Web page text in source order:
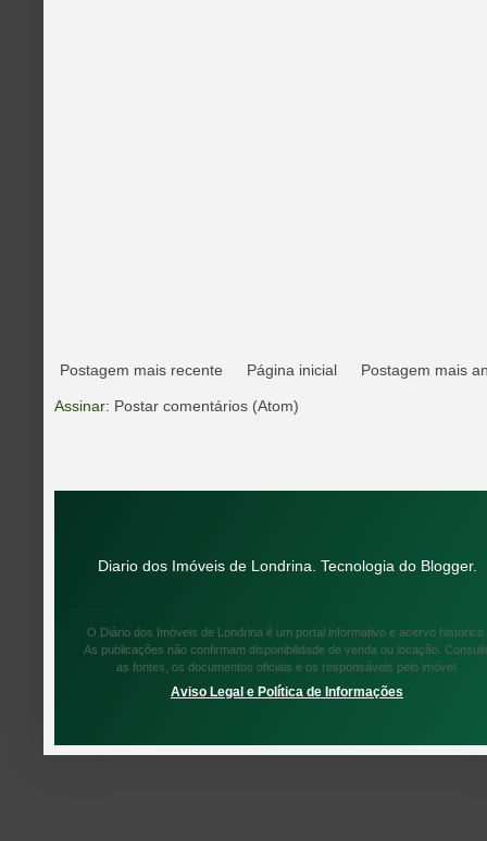
Postagem mais recente Postagem mais
Página inicial
Assinar: Postar comentários (Atom)
Diario dos Imóveis de Londrina. Tecnologia do Blogger.
O Diário dos Imóveis de Londrina é um portal informativo e acervo histórico.
As publicações não confirmam disponibilidade de venda ou locação.
as fontes, os documentos oficiais e os responsáveis pelo imóvel.
Aviso Legal e Política de Informações